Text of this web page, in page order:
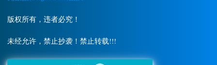
版权所有，违者必究！
未经允许，禁止抄袭！禁止转载!!!